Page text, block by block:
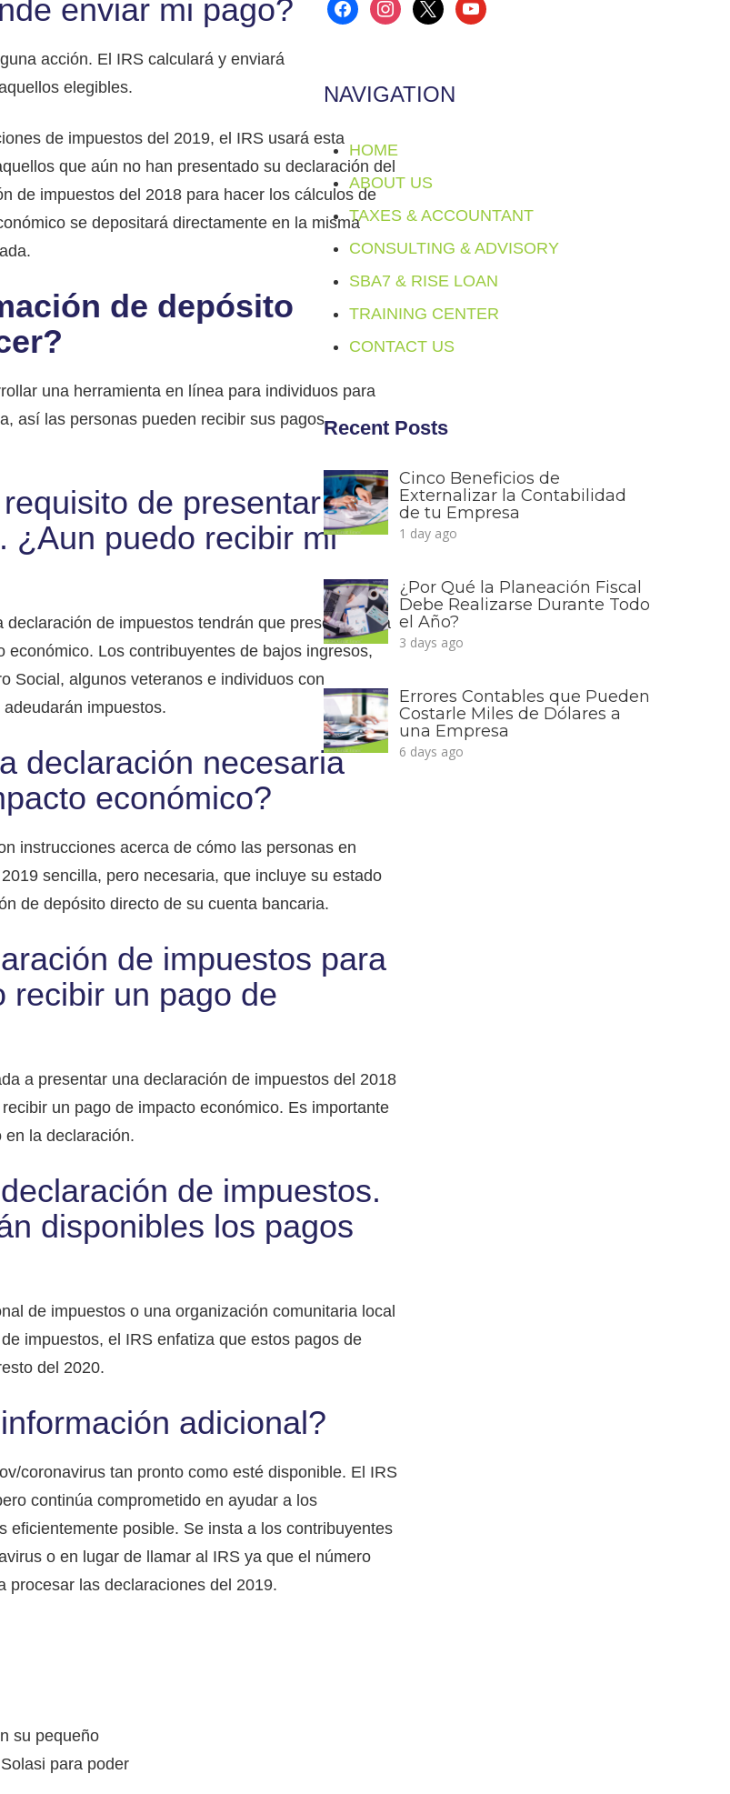
enviar mi pago?
acción. El IRS calculará y enviará
elegibles.
de impuestos del 2019, el IRS usará esta
que aún no han presentado su declaración del
de impuestos del 2018 para hacer los cálculos de
se depositará directamente en la misma
de depósito
una herramienta en línea para individuos para
así las personas pueden recibir sus pagos
de presentar una
¿Aun puedo recibir mi
de impuestos tendrán que presentar una
Los contribuyentes de bajos ingresos,
Social, algunos veteranos e individuos con
impuestos.
declaración necesaria
económico?
instrucciones acerca de cómo las personas en
sencilla, pero necesaria, que incluye su estado
de depósito directo de su cuenta bancaria.
de impuestos para
recibir un pago de
a presentar una declaración de impuestos del 2018
un pago de impacto económico. Es importante
la declaración.
de impuestos.
disponibles los pagos
de impuestos o una organización comunitaria local
impuestos, el IRS enfatiza que estos pagos de
del 2020.
adicional?
coronavirus tan pronto como esté disponible. El IRS
continúa comprometido en ayudar a los
posible. Se insta a los contribuyentes
o en lugar de llamar al IRS ya que el número
procesar las declaraciones del 2019.
su pequeño
para poder
facebookinstagram
x youtube
NAVIGATION
HOME
ABOUT US
TAXES & ACCOUNTANT
CONSULTING & ADVISORY
SBA7 & RISE LOAN
TRAINING CENTER
CONTACT US
Recent Posts
Cinco Beneficios de
Externalizar la Contabilidad
de tu Empresa
1 day ago
¿Por Qué la Planeación Fiscal
Debe Realizarse Durante Todo
el Año?
3 days ago
Errores Contables que Pueden
Costarle Miles de Dólares a
una Empresa
6 days ago